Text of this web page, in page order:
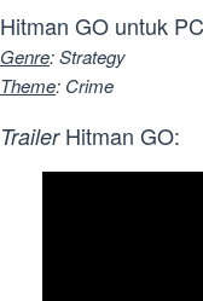
Hitman GO untuk
Genre: Strategy
Theme: Crime
Trailer Hitman GO: